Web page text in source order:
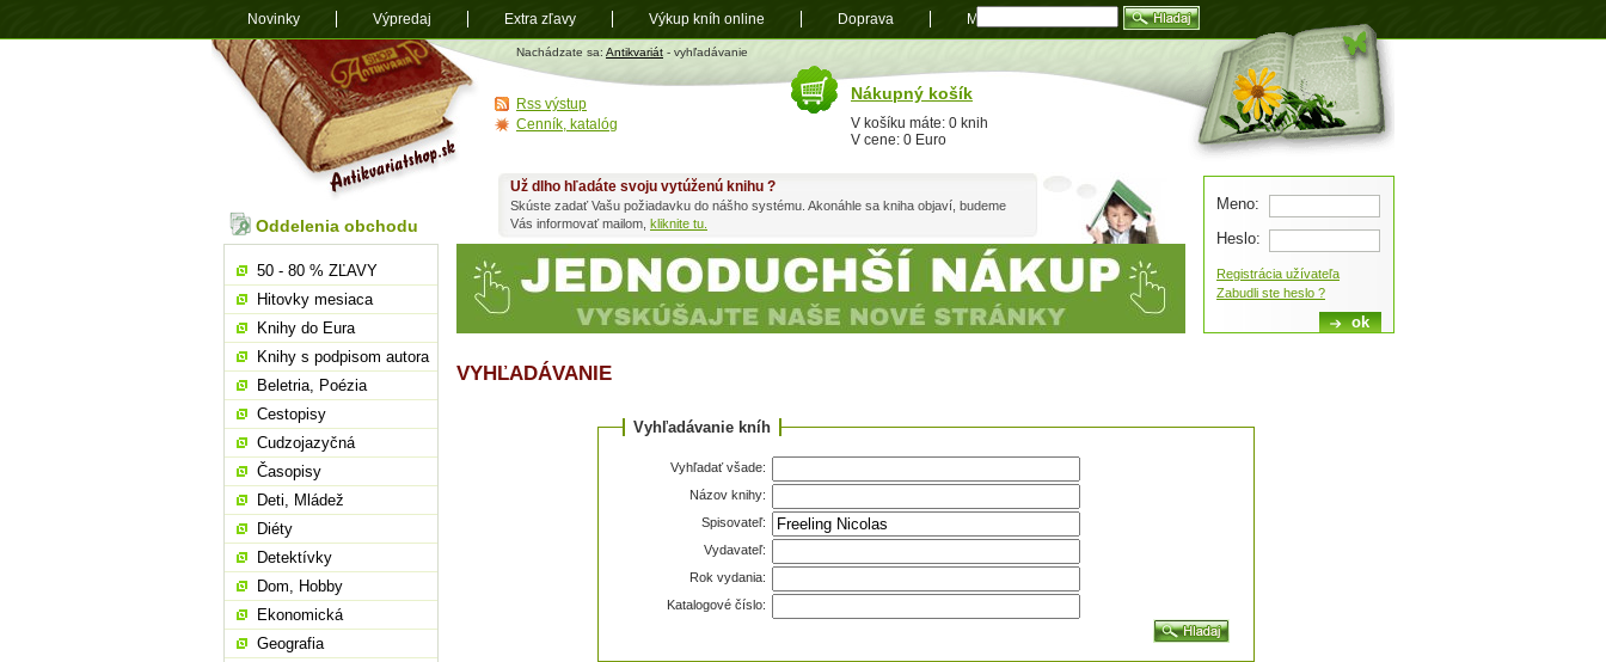
Antikvariát
shop.sk
Nachádzate sa: Antikvariát - vyhľadávanie
VYHĽADÁVANIE
Vyhľadávanie kníh
Vyhľadať všade:
Názov knihy:
Spisovateľ:
Vydavateľ:
Rok vydania:
Katalogové číslo:
Už dlho hľadáte svoju vytúženú knihu ?
Skúste zadať Vašu požiadavku do nášho systému. Akonáhle sa kniha objaví, budeme
Vás informovať mailom, kliknite tu.
Oddelenia obchodu
50 - 80 % ZĽAVY
Hitovky mesiaca
Knihy do Eura
Knihy s podpisom autora
Beletria, Poézia
Cestopisy
Cudzojazyčná
Časopisy
Deti, Mládež
Diéty
Detektívky
Dom, Hobby
Ekonomická
Geografia
Meno:
Heslo:
Registrácia užívateľa
Zabudli ste heslo ?
Nákupný košík
V košíku máte: 0 knih
V cene: 0 Euro
Rss výstup
Cenník, katalóg
Novinky Výpredaj Extra zľavy Výkup kníh online Doprava Mapa